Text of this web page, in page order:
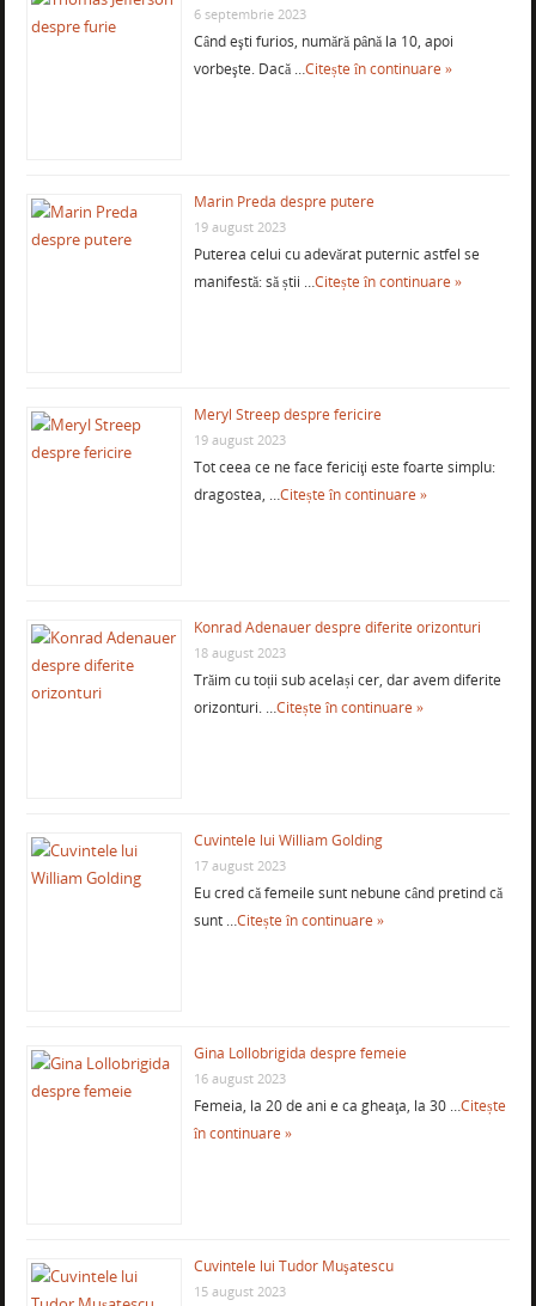
6 septembrie 2023
Când eşti furios, numără până la 10, apoi
vorbeşte. Dacă …Citește în continuare »
Marin Preda despre putere
19 august 2023
Puterea celui cu adevărat puternic astfel se
manifestă: să știi …Citește în continuare »
Meryl Streep despre fericire
19 august 2023
Tot ceea ce ne face fericiţi este foarte simplu:
dragostea, …Citește în continuare »
Konrad Adenauer despre diferite orizonturi
18 august 2023
Trăim cu toții sub același cer, dar avem diferite
orizonturi. …Citește în continuare »
Cuvintele lui William Golding
17 august 2023
Eu cred că femeile sunt nebune când pretind că
sunt …Citește în continuare »
Gina Lollobrigida despre femeie
16 august 2023
Femeia, la 20 de ani e ca gheaţa, la 30 …Citește
în continuare »
Cuvintele lui Tudor Muşatescu
15 august 2023